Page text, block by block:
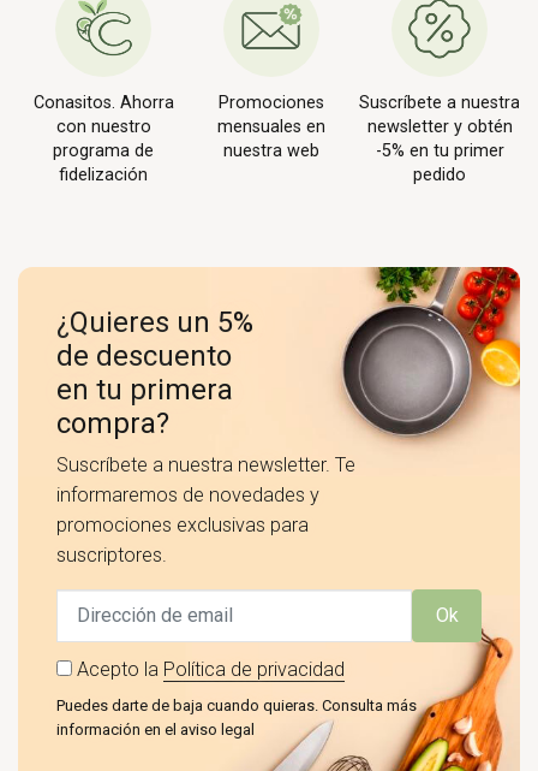
Conasitos. Ahorra
con nuestro
programa de
fidelización
Promociones
mensuales en
nuestra web
Suscríbete a nuestra
newsletter y obtén
-5% en tu primer
pedido
¿Quieres un 5%
de descuento
en tu primera
compra?
Suscríbete a nuestra newsletter. Te
informaremos de novedades y
promociones exclusivas para
suscriptores.
Ok
Acepto la Política de privacidad
Puedes darte de baja cuando quieras. Consulta más
información en el aviso legal